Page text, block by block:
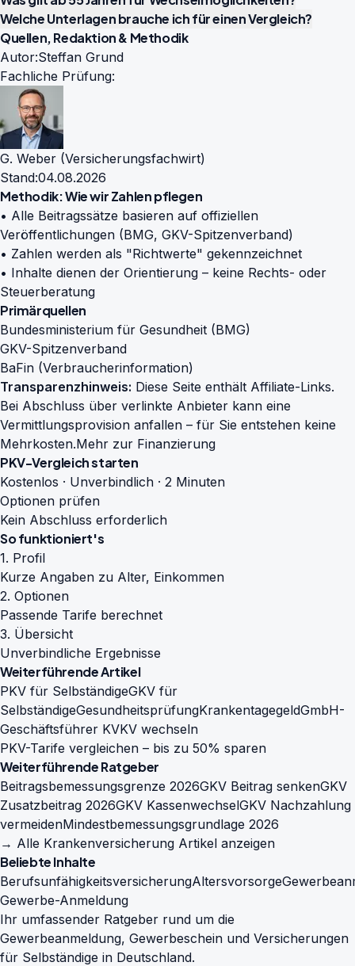
Welche Unterlagen brauche ich für einen Vergleich?
Quellen, Redaktion & Methodik
Autor:Steffan Grund
Fachliche Prüfung:
G. Weber (Versicherungsfachwirt)
Stand:04.08.2026
Methodik: Wie wir Zahlen pflegen
• Alle Beitragssätze basieren auf offiziellen
Veröffentlichungen (BMG, GKV-Spitzenverband)
• Zahlen werden als "Richtwerte" gekennzeichnet
• Inhalte dienen der Orientierung – keine Rechts- oder
Steuerberatung
Primärquellen
Bundesministerium für Gesundheit (BMG)
GKV-Spitzenverband
BaFin (Verbraucherinformation)
Transparenzhinweis: Diese Seite enthält Affiliate-Links.
Bei Abschluss über verlinkte Anbieter kann eine
Vermittlungsprovision anfallen – für Sie entstehen keine
Mehrkosten.Mehr zur Finanzierung
PKV-Vergleich starten
Kostenlos · Unverbindlich · 2 Minuten
Optionen prüfen
Kein Abschluss erforderlich
So funktioniert's
1. Profil
Kurze Angaben zu Alter, Einkommen
2. Optionen
Passende Tarife berechnet
3. Übersicht
Unverbindliche Ergebnisse
Weiterführende Artikel
PKV für SelbständigeGKV für
SelbständigeGesundheitsprüfungKrankentagegeldGmbH-
Geschäftsführer KVKV wechseln
PKV-Tarife vergleichen – bis zu 50% sparen
Weiterführende Ratgeber
Beitragsbemessungsgrenze 2026GKV Beitrag senkenGKV
Zusatzbeitrag 2026GKV KassenwechselGKV Nachzahlung
vermeidenMindestbemessungsgrundlage 2026
→ Alle Krankenversicherung Artikel anzeigen
Beliebte Inhalte
BerufsunfähigkeitsversicherungAltersvorsorge
Gewerbe-Anmeldung
Ihr umfassender Ratgeber rund um die
Gewerbeanmeldung, Gewerbeschein und Versicherungen
für Selbständige in Deutschland.